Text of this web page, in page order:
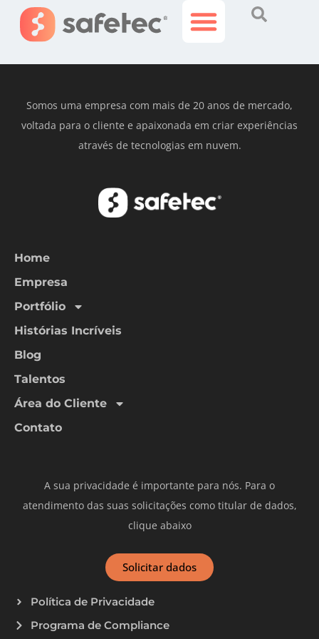
Martorelli
Somos uma empresa com mais de 20 anos de mercado,
voltada para o cliente e apaixonada em criar experiências
através de tecnologias em nuvem.
Home
Empresa
Portfólio
Histórias Incríveis
Blog
Talentos
Área do Cliente
Contato
A sua privacidade é importante para nós. Para o
atendimento das suas solicitações como titular de dados,
clique abaixo
Solicitar dados
Política de Privacidade
Programa de Compliance